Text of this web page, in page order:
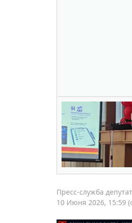
Пресс-служба
10 Июня 2026, 15:59